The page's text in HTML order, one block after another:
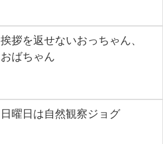
挨拶を返せないおっちゃん、
おばちゃん
日曜日は自然観察ジョグ